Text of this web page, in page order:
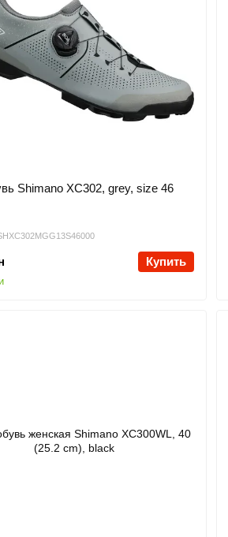
Shimano XC302, grey, size 46
Купить